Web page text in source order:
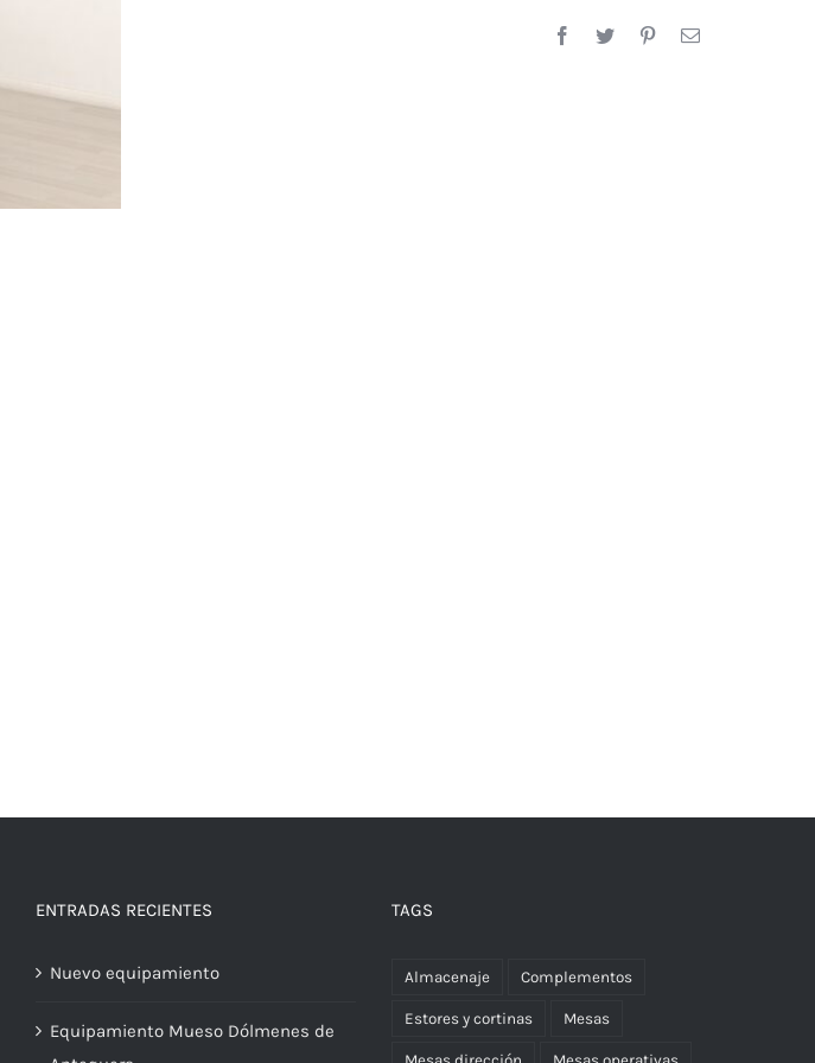
ENTRADAS RECIENTES
Nuevo equipamiento
Equipamiento Mueso Dólmenes de
TAGS
Almacenaje Complementos
Estores y cortinas Mesas